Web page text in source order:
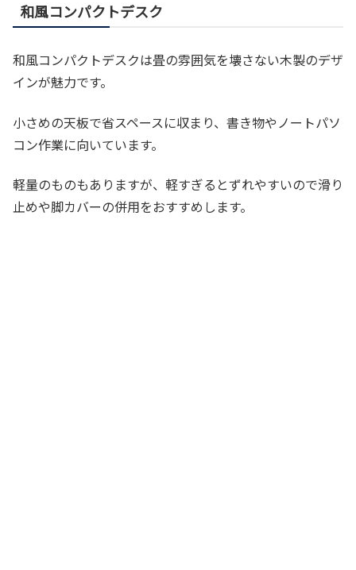
和風コンパクトデスク
和風コンパクトデスクは畳の雰囲気を壊さない木製のデザ
インが魅力です。
小さめの天板で省スペースに収まり、書き物やノートパソ
コン作業に向いています。
軽量のものもありますが、軽すぎるとずれやすいので滑り
止めや脚カバーの併用をおすすめします。